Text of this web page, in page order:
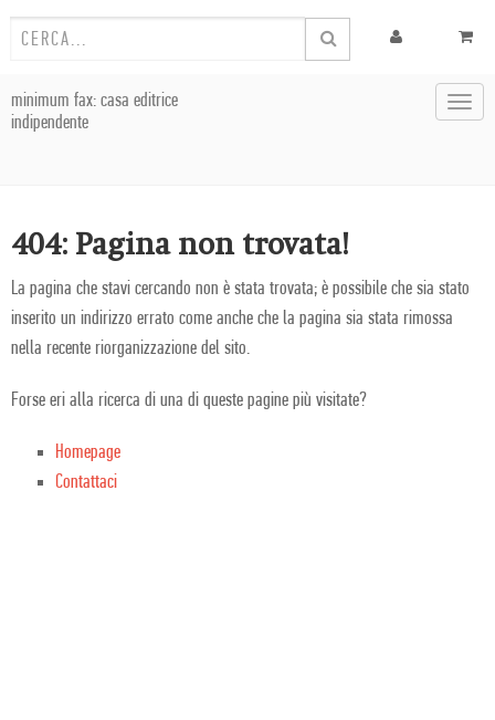
minimum fax: casa editrice
indipendente
404: Pagina non trovata!
La pagina che stavi cercando non è stata trovata; è possibile che sia stato
inserito un indirizzo errato come anche che la pagina sia stata rimossa
nella recente riorganizzazione del sito.
Forse eri alla ricerca di una di queste pagine più visitate?
Homepage
Contattaci